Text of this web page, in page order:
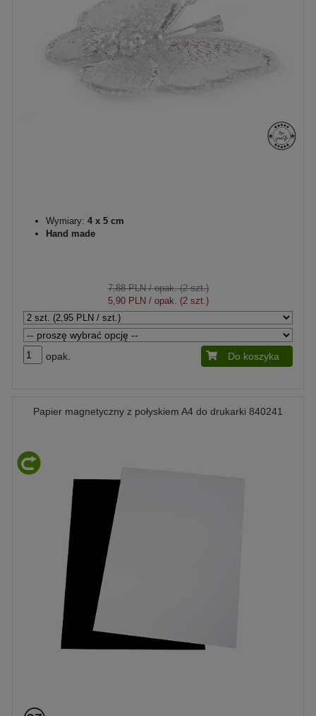
Wymiary: 4 x 5 cm
Hand made
7,88 PLN/ opak. (2 szt.)
5,90 PLN / opak. (2 szt.)
opak. Do koszyka
Papier magnetyczny z połyskiem A4 do drukarki 840241